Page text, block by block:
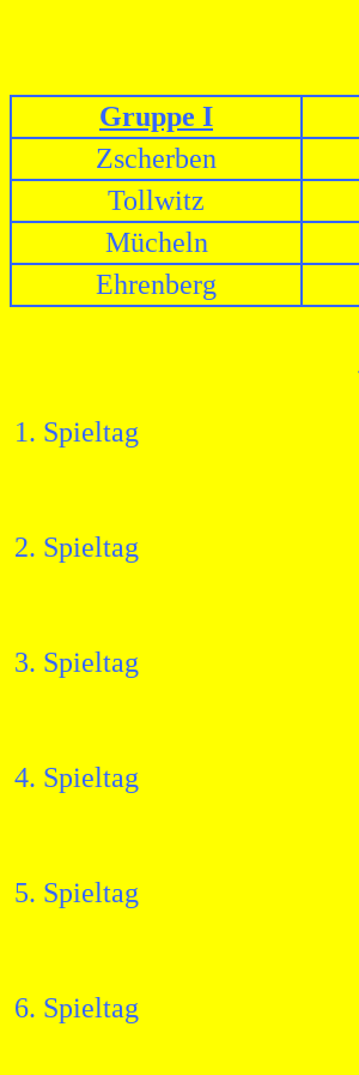
Gruppe I
Zscherben
Tollwitz
Mücheln
Ehrenberg
1. Spieltag
2. Spieltag
3. Spieltag
4. Spieltag
5. Spieltag
6. Spieltag